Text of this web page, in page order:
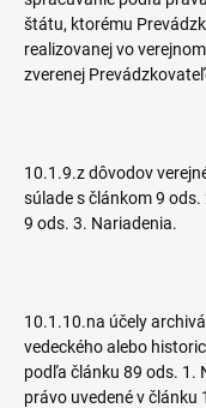
štátu, ktorému
realizovanej vo
zverenej
10.1.9.z dôvodov
súlade s článkom 9
9 ods. 3. Nariadenia.
10.1.10.na účely
vedeckého alebo
podľa článku 89 ods. 1.
právo uvedené v článku